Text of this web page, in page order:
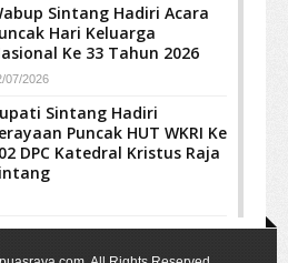
Sintang Hadiri Acara
Hari Keluarga
Ke 33 Tahun 2026
07/2026
Sintang Hadiri
Puncak HUT WKRI Ke
DPC Katedral Kristus Raja